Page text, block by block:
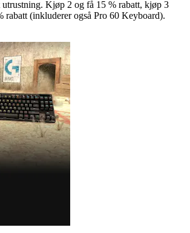
utrustning. Kjøp 2 og få 15 % rabatt, kjøp 3
rabatt (inkluderer også Pro 60 Keyboard).